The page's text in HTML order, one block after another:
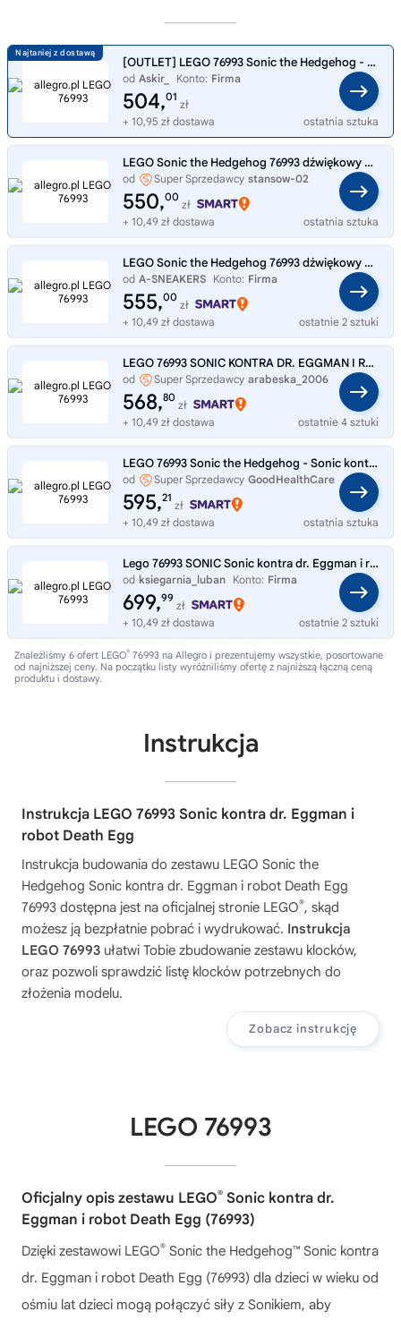
[OUTLET] LEGO 76993 Sonic the Hedgehog - Sonic kontra dr. Eggman - OPIS/ZDJ
od Askir_ Konto: Firma
504,01
zł
+ 10,95 zł dostawa
ostatnia sztuka
LEGO Sonic the Hedgehog 76993 dźwiękowy vs. Robot Jajo Śmierci Dr. Eggman
od Super Sprzedawcy stansow-02
550,00
zł
+ 10,49 zł dostawa
ostatnia sztuka
LEGO Sonic the Hedgehog 76993 dźwiękowy vs. Robot Jajo Śmierci Dr. Eggman
od A-SNEAKERS Konto: Firma
555,00
zł
+ 10,49 zł dostawa
ostatnie 2 sztuki
LEGO 76993 SONIC KONTRA DR. EGGMAN I ROBOT DEATH
od Super Sprzedawcy arabeska_2006
568,80
zł
+ 10,49 zł dostawa
ostatnie 4 sztuki
LEGO 76993 Sonic the Hedgehog - Sonic kontra dr. Eggman i robot Death
od Super Sprzedawcy GoodHealthCare
595,21
zł
+ 10,49 zł dostawa
ostatnia sztuka
Lego 76993 SONIC Sonic kontra dr. Eggman i robot Death Egg
od ksiegarnia_luban Konto: Firma
699,99
zł
+ 10,49 zł dostawa
ostatnie 2 sztuki
Znaleźliśmy 6 ofert LEGO® 76993 na Allegro i prezentujemy wszystkie, posortowane
od najniższej ceny. Na początku listy wyróżniliśmy ofertę z najniższą łączną ceną
produktu i dostawy.
Instrukcja
Instrukcja LEGO 76993 Sonic kontra dr. Eggman i
robot Death Egg
Instrukcja budowania do zestawu LEGO Sonic the
Hedgehog Sonic kontra dr. Eggman i robot Death Egg
76993 dostępna jest na oficjalnej stronie LEGO®, skąd
możesz ją bezpłatnie pobrać i wydrukować. Instrukcja
LEGO 76993 ułatwi Tobie zbudowanie zestawu klocków,
oraz pozwoli sprawdzić listę klocków potrzebnych do
złożenia modelu.
Zobacz instrukcję
LEGO 76993
Oficjalny opis zestawu LEGO® Sonic kontra dr.
Eggman i robot Death Egg (76993)
Dzięki zestawowi LEGO® Sonic the Hedgehog™ Sonic kontra
dr. Eggman i robot Death Egg (76993) dla dzieci w wieku od
ośmiu lat dzieci mogą połączyć siły z Sonikiem, aby